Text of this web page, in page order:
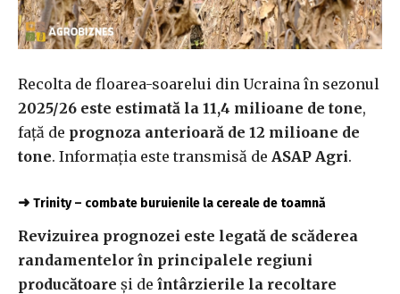
Recolta de floarea-soarelui din Ucraina în sezonul
2025/26 este estimată la 11,4 milioane de tone,
față de prognoza anterioară de 12 milioane de
tone. Informația este transmisă de ASAP Agri.
➜ Trinity – combate buruienile la cereale de toamnă
Revizuirea prognozei este legată de scăderea
randamentelor în principalele regiuni
producătoare și de întârzierile la recoltare